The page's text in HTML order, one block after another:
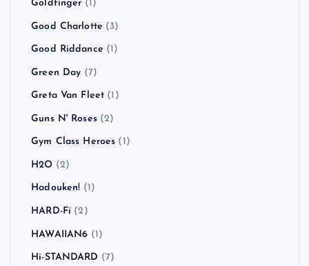
Goldfinger (1)
Good Charlotte (3)
Good Riddance (1)
Green Day (7)
Greta Van Fleet (1)
Guns N' Roses(2)
Gym Class Heroes (1)
H2O (2)
Hadouken! (1)
HARD-Fi (2)
HAWAIIAN6 (1)
Hi-STANDARD (7)